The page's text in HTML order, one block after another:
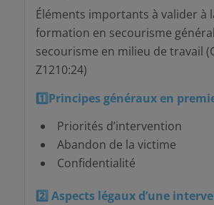
Éléments importants à valider à
formation en secourisme
secourisme en milieu de travail
Z1210:24)
1️⃣Principes généraux en
Priorités d’intervention
Abandon de la victime
Confidentialité
2️⃣ Aspects légaux d’une